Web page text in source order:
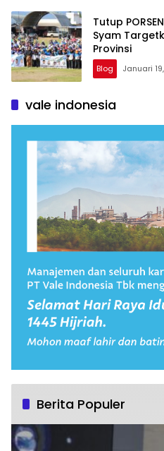
Tutup
Syam
Provinsi
Blog Januari
vale indonesia
Berita Populer